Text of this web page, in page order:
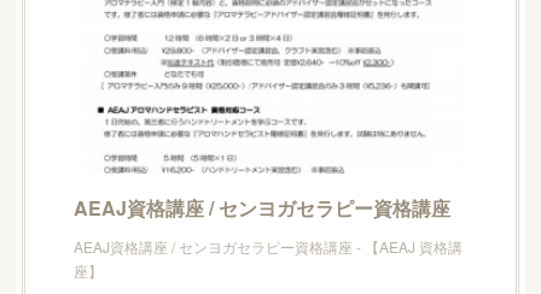
AEAJ資格講座 / センヨガセラピー資格講座
AEAJ資格講座 / センヨガセラピー資格講座 - 【AEAJ 資格講
座】